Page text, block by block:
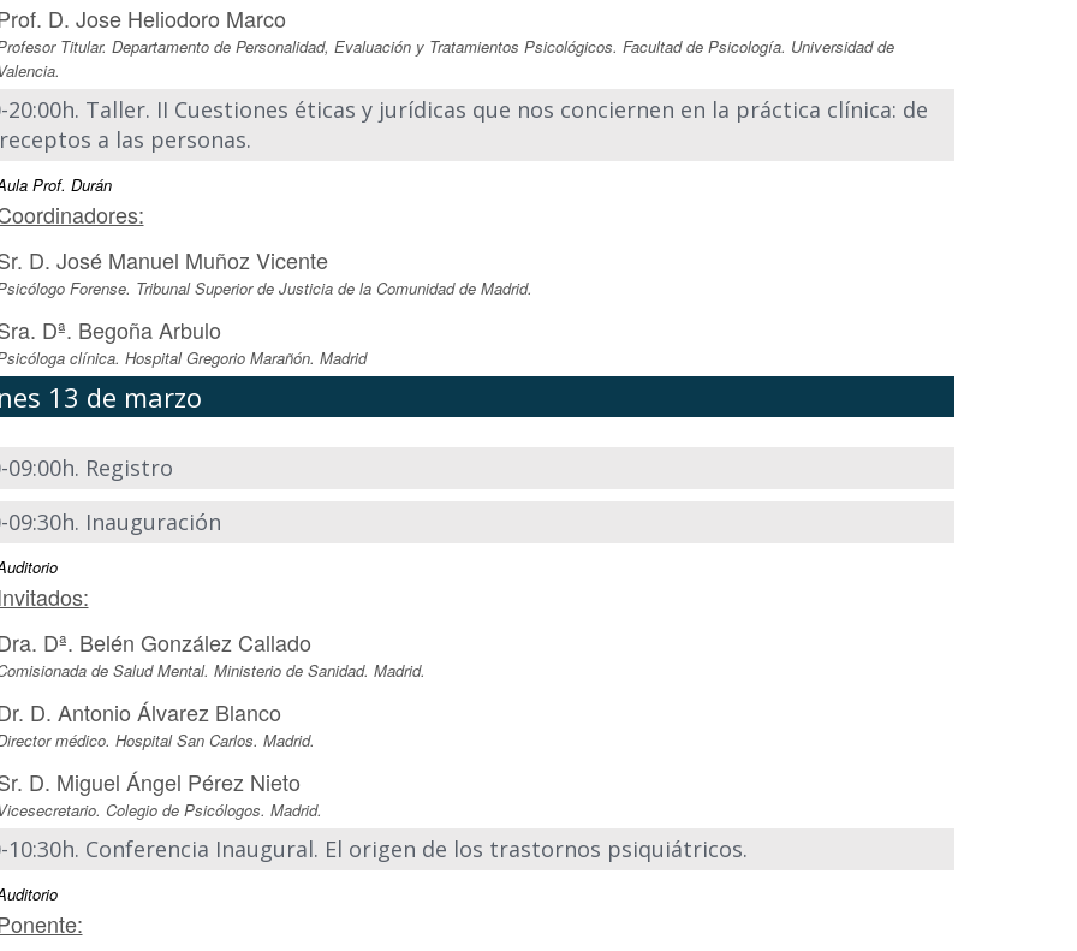
D. Jose Heliodoro Marco
Titular. Departamento de Personalidad, Evaluación y Tratamientos Psicológicos. Facultad de Psicología. Universidad de
20:00h. Taller. II Cuestiones éticas y jurídicas que nos conciernen en la práctica clínica: de
a las personas.
Prof. Durán
D. José Manuel Muñoz Vicente
Forense. Tribunal Superior de Justicia de la Comunidad de Madrid.
Dª. Begoña Arbulo
clínica. Hospital Gregorio Marañón. Madrid
13 de marzo
09:00h. Registro
09:30h. Inauguración
Dª. Belén González Callado
de Salud Mental. Ministerio de Sanidad. Madrid.
D. Antonio Álvarez Blanco
médico. Hospital San Carlos. Madrid.
D. Miguel Ángel Pérez Nieto
Colegio de Psicólogos. Madrid.
10:30h. Conferencia Inaugural. El origen de los trastornos psiquiátricos.